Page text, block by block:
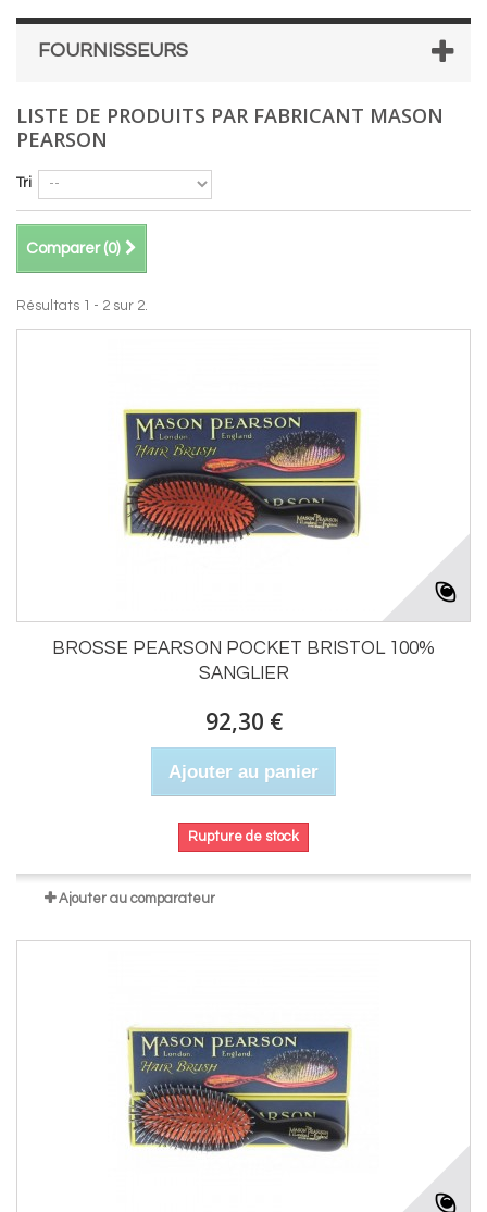
FOURNISSEURS
LISTE DE PRODUITS PAR FABRICANT MASON
PEARSON
Tri
Comparer (0)
Résultats 1 - 2 sur 2.
BROSSE PEARSON POCKET BRISTOL 100%
SANGLIER
92,30 €
Ajouter au panier
Rupture de stock
Ajouter au comparateur